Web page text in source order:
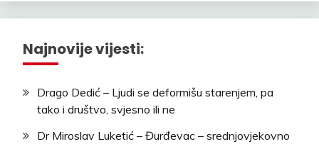
Najnovije vijesti:
Drago Dedić – Ljudi se deformišu starenjem, pa
tako i društvo, svjesno ili ne
Dr Miroslav Luketić – Đurđevac – srednjovjekovno